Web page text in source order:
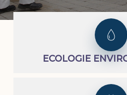
ECOLOGIE